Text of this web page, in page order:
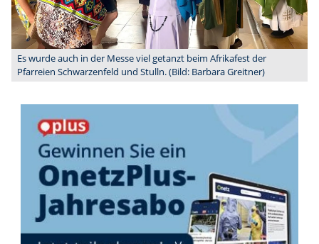
Es wurde auch in der Messe viel getanzt beim Afrikafest der
Pfarreien Schwarzenfeld und Stulln. (Bild: Barbara Greitner)